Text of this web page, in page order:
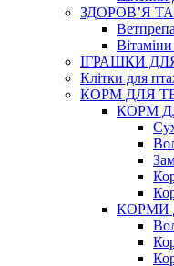
ЗДОРОВ’Я
ІГРАШКИ
Клітки для
КОРМ ДЛЯ
КОРМ
КОРМИ